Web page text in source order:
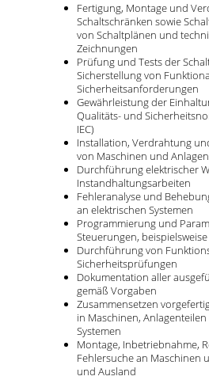
Fertigung, Montage und
Schaltschränken sowie
von Schaltplänen und
Zeichnungen
Prüfung und Tests der
Sicherstellung von
Sicherheitsanforderungen
Gewährleistung der
Qualitäts- und
IEC)
Installation, Verdrahtung
von Maschinen und Anlagen
Durchführung elektrischer
Instandhaltungsarbeiten
Fehleranalyse und
an elektrischen Systemen
Programmierung und
Steuerungen, beispielsweise
Durchführung von
Sicherheitsprüfungen
Dokumentation aller
gemäß Vorgaben
Zusammensetzen
in Maschinen,
Systemen
Montage, Inbetriebnahme,
Fehlersuche an Maschinen
und Ausland